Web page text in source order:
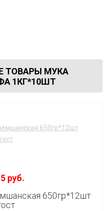
ТОВАРЫ МУКА
1КГ*10ШТ
руб.
650гр*12шт